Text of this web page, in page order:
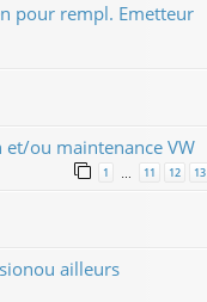
pour rempl. Emetteur
ou maintenance VW
1 … 11 12 13
ailleurs